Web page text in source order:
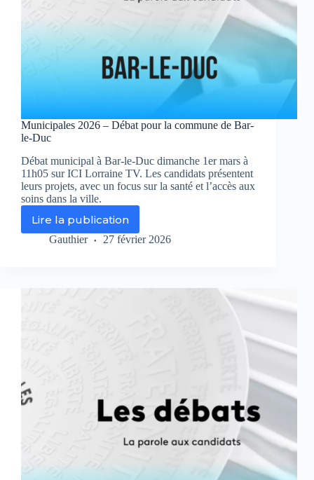
Municipales 2026 – Débat pour la commune de Bar-
le-Duc
Débat municipal à Bar-le-Duc dimanche 1er mars à
11h05 sur ICI Lorraine TV. Les candidats présentent
leurs projets, avec un focus sur la santé et l’accès aux
soins dans la ville.
Lire la publication
Municipales
2026
la
Gauthier 27 février 2026